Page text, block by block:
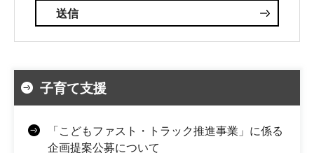
子育て支援
「こどもファスト・トラック推進事業」に係る
企画提案公募について